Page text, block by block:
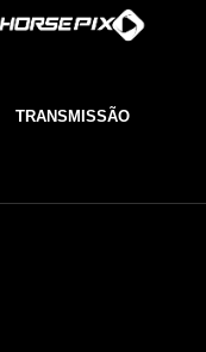
TRANSMISSÃO